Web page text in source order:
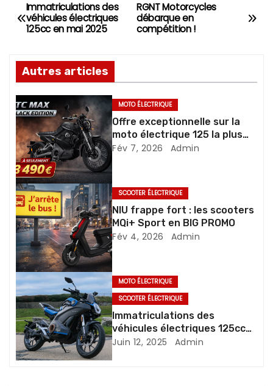
N
a
v
i
g
a
t
i
o
n
d
e
l
’
RGNT Motorcycles
débarque en
compétition !
Immatriculations des
véhicules électriques
125cc en mai 2025
Autres articles
MOTO ÉLECTRIQUE
Offre exceptionnelle sur la
moto électrique 125 la plus
vendue
Fév 7, 2026 Admin
SCOOTER ÉLECTRIQUE
NIU frappe fort : les scooters
MQi+ Sport en BIG PROMO
Fév 4, 2026 Admin
MOTO ÉLECTRIQUE
SCOOTER ÉLECTRIQUE
Immatriculations des
véhicules électriques 125cc
en mai 2025
Juin 12, 2025 Admin